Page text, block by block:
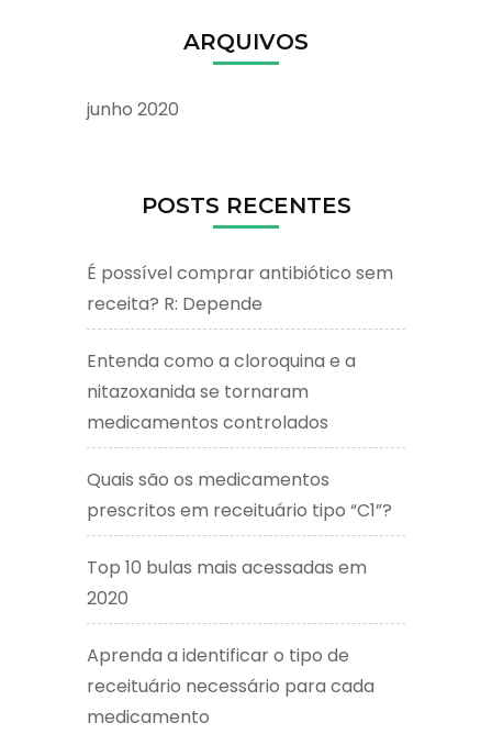
ARQUIVOS
junho 2020
POSTS RECENTES
É possível comprar antibiótico sem
receita? R: Depende
Entenda como a cloroquina e a
nitazoxanida se tornaram
medicamentos controlados
Quais são os medicamentos
prescritos em receituário tipo “C1”?
Top 10 bulas mais acessadas em
2020
Aprenda a identificar o tipo de
receituário necessário para cada
medicamento